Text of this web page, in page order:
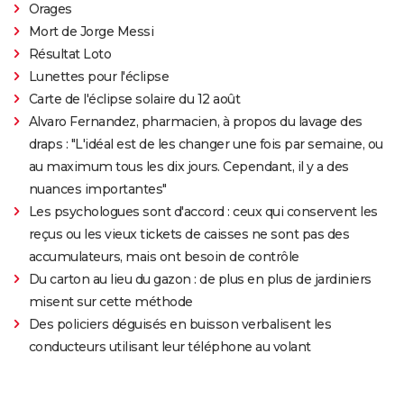
Orages
Mort de Jorge Messi
Résultat Loto
Lunettes pour l'éclipse
Carte de l'éclipse solaire du 12 août
Alvaro Fernandez, pharmacien, à propos du lavage des
draps : "L'idéal est de les changer une fois par semaine, ou
au maximum tous les dix jours. Cependant, il y a des
nuances importantes"
Les psychologues sont d'accord : ceux qui conservent les
reçus ou les vieux tickets de caisses ne sont pas des
accumulateurs, mais ont besoin de contrôle
Du carton au lieu du gazon : de plus en plus de jardiniers
misent sur cette méthode
Des policiers déguisés en buisson verbalisent les
conducteurs utilisant leur téléphone au volant